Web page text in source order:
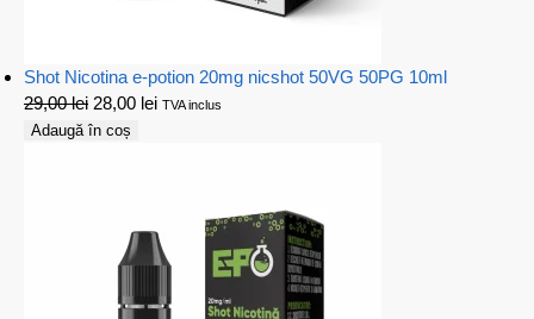
Shot Nicotina e-potion 20mg nicshot 50VG 50PG 10ml
29,00lei 28,00 lei TVA inclus
Adaugă în coș